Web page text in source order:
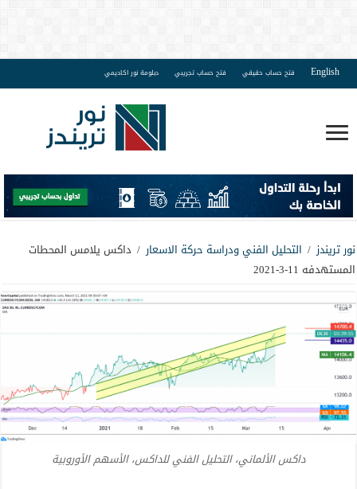
English فتح حساب حقيقي فتح حساب تجريبي دبلومة نور اكاديمي
نور تريندز / التحليل الفني ودراسة حركة الاسعار / داكس يلامس المحطات
المستهدفه 11-3-2021
داكس الألماني، التحليل الفني للداكس، الأسهم الأوروبية